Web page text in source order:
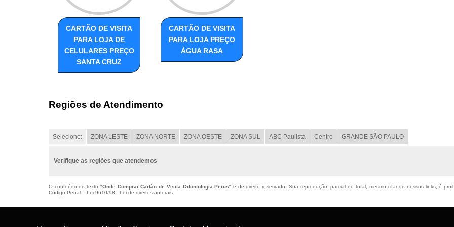
CARTÃO DE VISITA
PARA LOJA DE
CELULARES PREÇO
SANTA CRUZ
CARTÃO DE VISITA
PARA LOJA PREÇO
ÁGUA RASA
Regiões de Atendimento
Selecione: ZONA LESTE ZONA NORTE ZONA OESTE ZONA SUL ABC Paulista Centro GRANDE SÃO PAULO
Verifique as regiões que atendemos
O conteúdo do texto "Onde Comprar Cartão de Visita Odontologia Perus" é de direito reservado. Sua reprodução, parcial ou total, mesmo citando nossos links, é
Código Penal – Lei 9610/98 - Lei de direitos autorais